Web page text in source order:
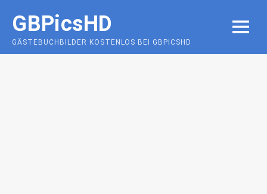
content
GBPicsHD
GÄSTEBUCHBILDER KOSTENLOS BEI GBPICSHD
MENU